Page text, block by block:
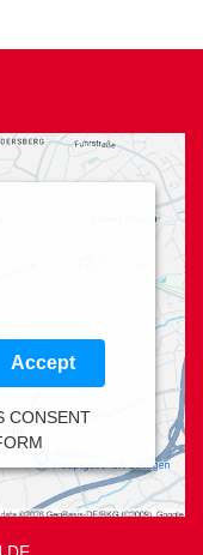
Accept
CONSENT